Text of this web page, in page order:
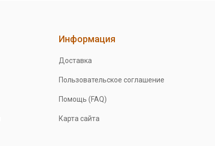
Информация
Доставка
Пользовательское соглашение
Помощь (FAQ)
Карта сайта